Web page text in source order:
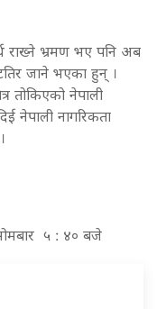
राख्ने भ्रमण भए पनि अब
जाने भएका हुन् ।
तोकिएको नेपाली
नेपाली नागरिकता
५ : ४० बजे